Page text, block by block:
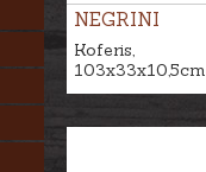
NEGRINI
Koferis,
103x33x10,5cm